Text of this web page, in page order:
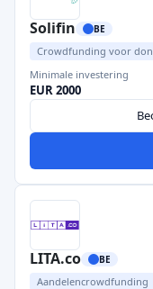
Solifin BE
Crowdfunding voor
Minimale investering
EUR 2000
LITA.co BE
Aandelencrowdfunding